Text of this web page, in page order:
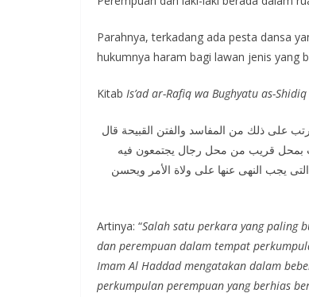
Parahnya, terkadang ada pesta dansa
hukumnya haram bagi lawan jenis yang
Kitab Is’ad ar-Rafiq wa Bughyatu as-Shidiq
على ذلك من المفاسد والفتن القبيحة قال
بمحل قريب من محل رجال يجتمعون فيه
يجب النهى عنها على ولاة الأمر ويحسن
Artinya: “Salah satu perkara yang paling
dan perempuan dalam tempat
Imam Al Haddad mengatakan dalam
perkumpulan perempuan yang berhias